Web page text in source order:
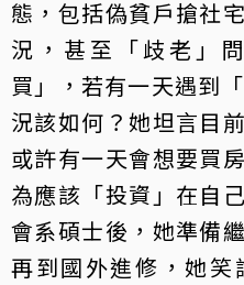
態，包括偽貧戶搶社
況，甚至「歧老」
買」，若有一天遇到
況該如何？她坦言目
或許有一天會想要買
為應該「投資」在自
會系碩士後，她準備
再到國外進修，她